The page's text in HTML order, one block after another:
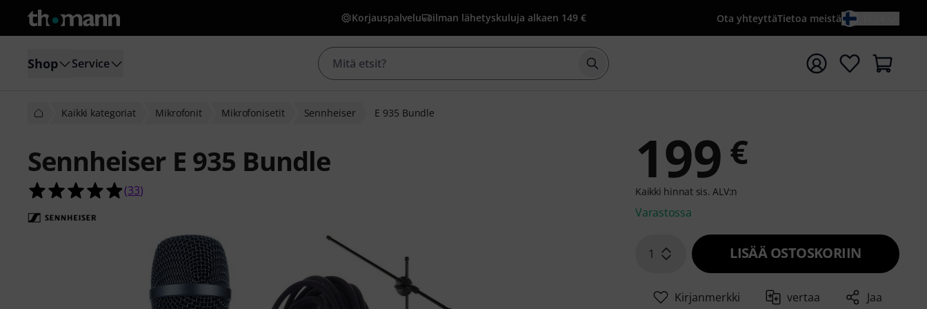
Korjauspalvelu ilman lähetyskuluja alkaen 149 € Ota yhteyttäTietoa meistä
Shop Service Aloita haku hakusanalla {searchTerm}
Kaikki kategoriat Mikrofonit Mikrofonisetit Sennheiser E 935 Bundle
Sennheiser E 935 Bundle
4.9 tähteä viidestä yhteensä 33 asiakasarvostelusta
(33) 199 €
Kaikki hinnat sis. ALV:n
Varastossa
1 LISÄÄ OSTOSKORIIN
Kirjanmerkki vertaa Jaa